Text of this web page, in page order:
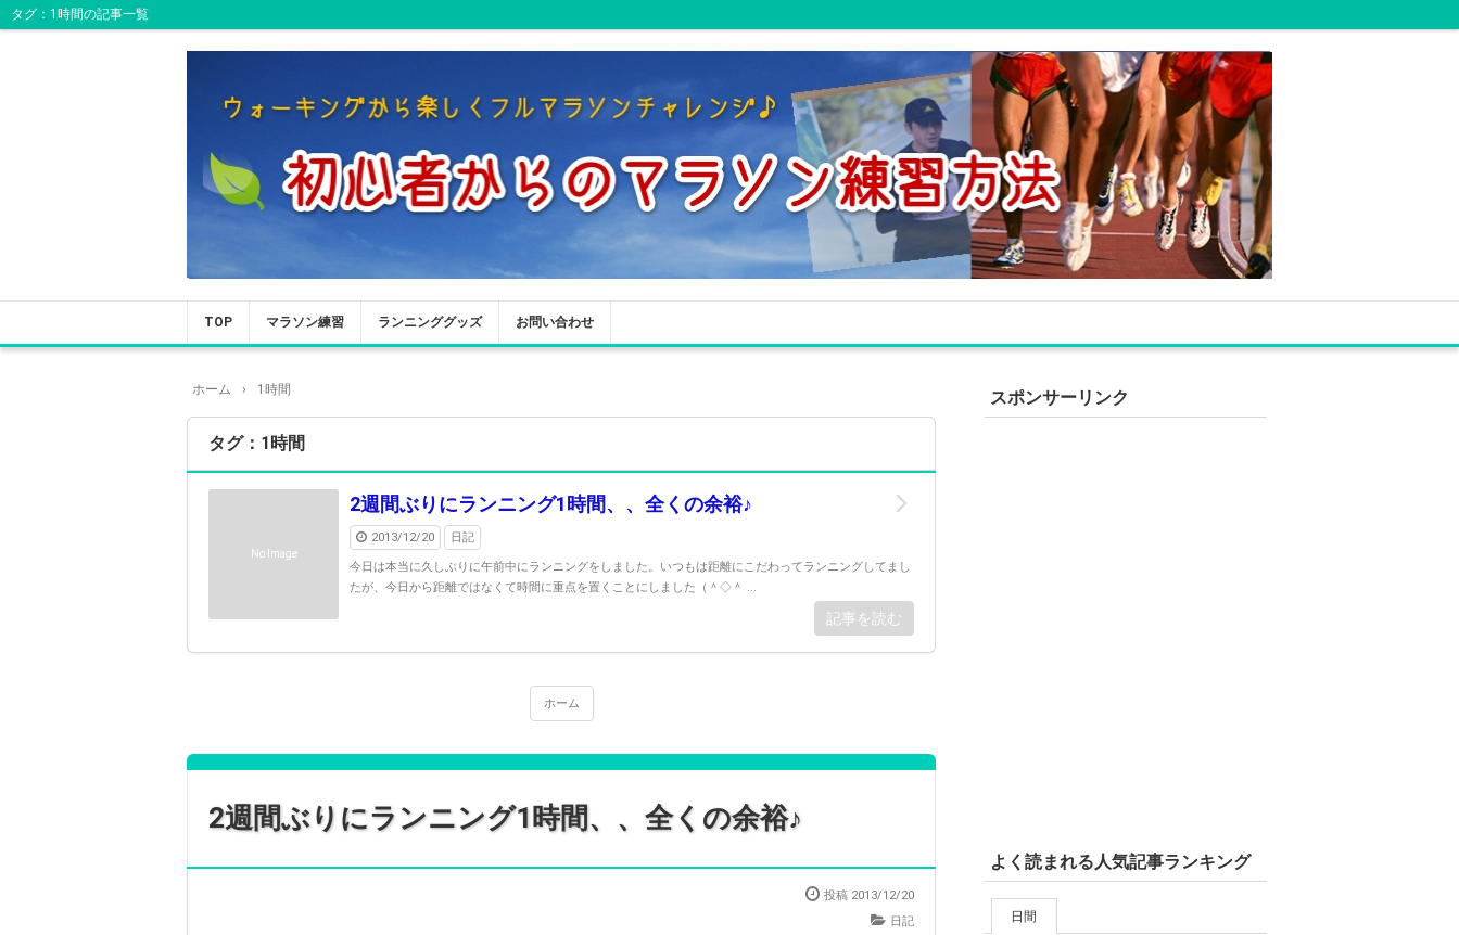
タグ：1時間の記事一覧
TOP マラソン練習 ランニンググッズ お問い合わせ
ホーム › 1時間
タグ：1時間
No Image
2週間ぶりにランニング1時間、、全くの余裕♪
2013/12/20 日記
今日は本当に久しぶりに午前中にランニングをしました。いつもは距離にこだわってランニングしてまし
たが、今日から距離ではなくて時間に重点を置くことにしました（＾◇＾ ...
記事を読む
ホーム
2週間ぶりにランニング1時間、、全くの余裕♪
投稿 2013/12/20
日記
スポンサーリンク
よく読まれる人気記事ランキング
日間